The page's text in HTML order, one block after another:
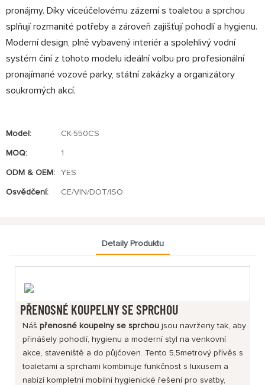
pronájmy. Díky víceúčelovému zázemí s toaletou a sprchou
splňují rozmanité potřeby a zároveň zajišťují pohodlí a hygienu.
Moderní design, plně vybavený interiér a spolehlivý vodní
systém činí z tohoto modelu ideální volbu pro profesionální
pronajímané vozové parky, státní zakázky a organizátory
soukromých akcí.
Model: CK-550CS
MOQ: 1
ODM & OEM: YES
Osvědčení: CE/VIN/DOT/ISO
Detaily Produktu
PŘENOSNÉ KOUPELNY SE SPRCHOU
Nášpřenosné koupelny se sprchoujsou navrženy tak, aby
přinášely pohodlí, hygienu a moderní styl na venkovní
akce, staveniště a do půjčoven. Tento 5,5metrový přívěs s
toaletami a sprchami kombinuje funkčnost s luxusem a
nabízí kompletní mobilní hygienické řešení pro svatby,